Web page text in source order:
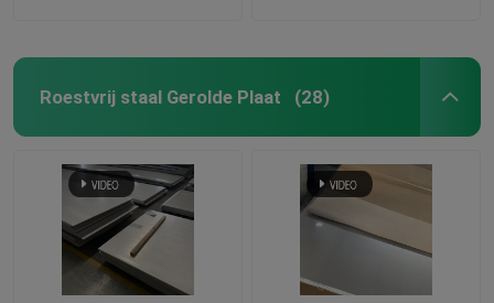
Roestvrij staalflens
Black metalstaven
Staal Scherpe Plaat
Roestvrij staal Gerolde Plaat (28)